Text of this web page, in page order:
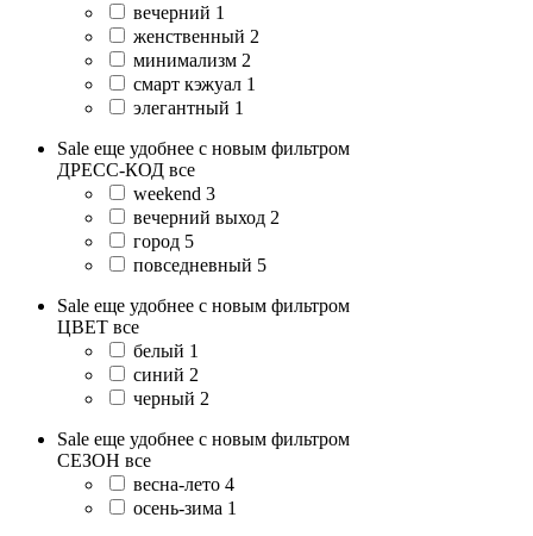
вечерний 1
женственный 2
минимализм 2
смарт кэжуал 1
элегантный 1
Sale еще удобнее с новым фильтром
ДРЕСС-КОД все
weekend 3
вечерний выход 2
город 5
повседневный 5
Sale еще удобнее с новым фильтром
ЦВЕТ все
белый 1
синий 2
черный 2
Sale еще удобнее с новым фильтром
СЕЗОН все
весна-лето 4
осень-зима 1